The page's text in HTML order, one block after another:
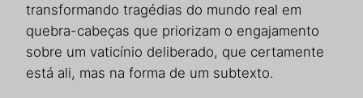
transformando tragédias do mundo real em
quebra-cabeças que priorizam o engajamento
sobre um vaticínio deliberado, que certamente
está ali, mas na forma de um subtexto.